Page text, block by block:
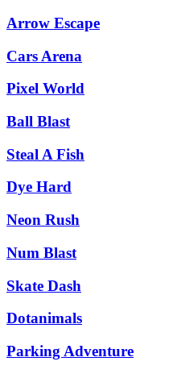
Arrow Escape
Cars Arena
Pixel World
Ball Blast
Steal A Fish
Dye Hard
Neon Rush
Num Blast
Skate Dash
Dotanimals
Parking Adventure